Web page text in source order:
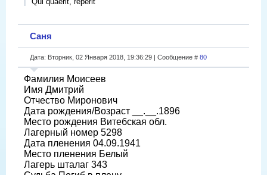
Саня
Дата: Вторник, 02 Января 2018, 19:36:29 | Сообщение # 80
Фамилия Моисеев
Имя Дмитрий
Отчество Миронович
Дата рождения/Возраст __.__.1896
Место рождения Витебская обл.
Лагерный номер 5298
Дата пленения 04.09.1941
Место пленения Белый
Лагерь шталаг 343